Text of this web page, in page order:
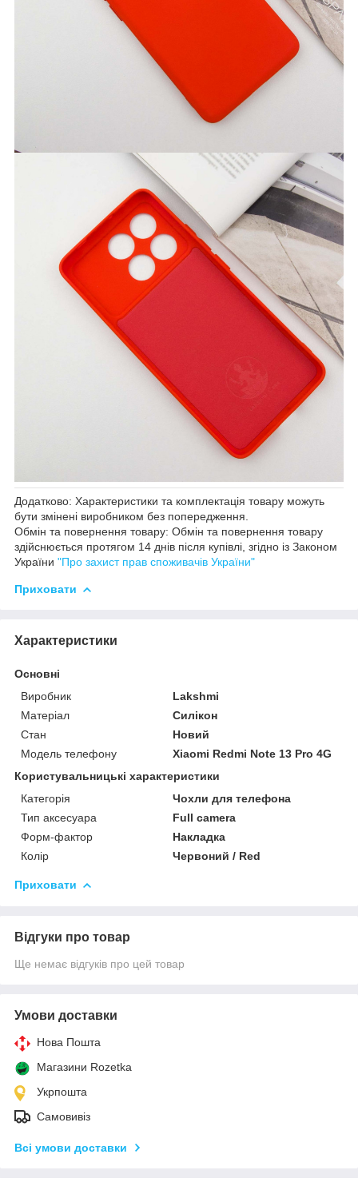
Додатково: Характеристики та комплектація товару можуть
бути змінені виробником без попередження.
Обмін та повернення товару: Обмін та повернення товару
здійснюється протягом 14 днів після купівлі, згідно із Законом
України "Про захист прав споживачів України"
Приховати
Характеристики
Основні
Виробник
Lakshmi
Матеріал
Силікон
Стан
Новий
Модель телефону
Xiaomi Redmi Note 13 Pro 4G
Користувальницькі характеристики
Категорія
Чохли для телефона
Тип аксесуара
Full camera
Форм-фактор
Накладка
Колір
Червоний / Red
Приховати
Відгуки про товар
Ще немає відгуків про цей товар
Умови доставки
Нова Пошта
Магазини Rozetka
Укрпошта
Самовивіз
Всі умови доставки